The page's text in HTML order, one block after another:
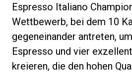
Espresso Italiano
Wettbewerb, bei dem 10
gegeneinander antreten,
Espresso und vier
kreieren, die den hohen
Datenschutzerklärung